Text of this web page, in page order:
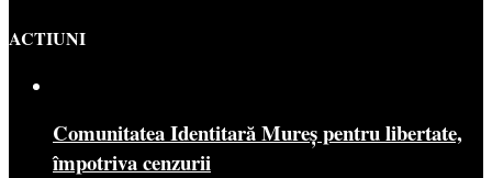
ACTIUNI
Comunitatea Identitară Mureș pentru libertate,
împotriva cenzurii